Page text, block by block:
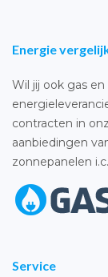
Energie
Wil jij ook gas
contracten in
aanbiedingen
zonnepanelen
Service